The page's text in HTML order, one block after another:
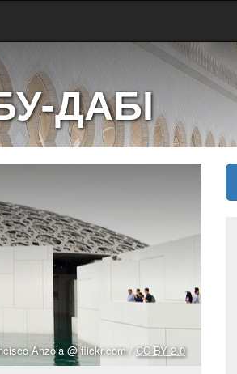
ДАБІ
Anzola @ flickr.com /CC BY 2.0